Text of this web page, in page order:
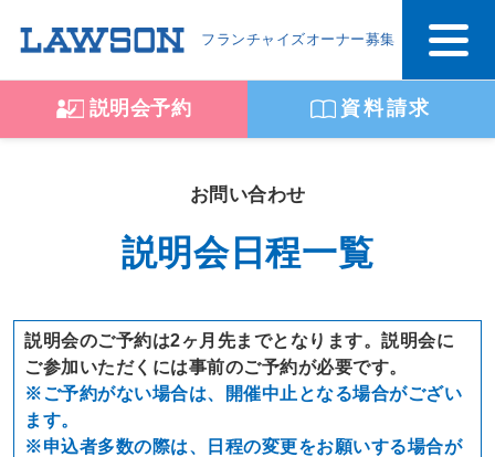
フランチャイズオーナー募集
説明会予約 資料請求
お問い合わせ
説明会日程一覧
説明会のご予約は2ヶ月先までとなります。説明会に
ご参加いただくには事前のご予約が必要です。
※ご予約がない場合は、開催中止となる場合がござい
ます。
※申込者多数の際は、日程の変更をお願いする場合が